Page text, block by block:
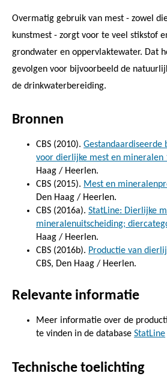
Overmatig gebruik van mest - zowel
kunstmest - zorgt voor te veel stikstof
grondwater en oppervlaktewater. Dat
gevolgen voor bijvoorbeeld de
de drinkwaterbereiding.
Bronnen
CBS (2010). Gestandaardiseerde
voor dierlijke mest en mineralen
Haag / Heerlen.
CBS (2015). Mest en
Den Haag / Heerlen.
CBS (2016a). StatLine: Dierlijke
mineralenuitscheiding;
Haag / Heerlen.
CBS (2016b). Productie van
CBS, Den Haag / Heerlen.
Relevante informatie
Meer informatie over de
te vinden in de database StatLine
Technische toelichting